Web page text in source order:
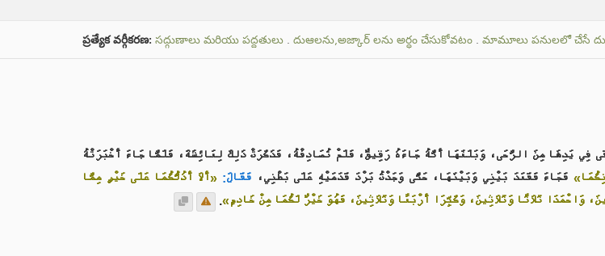
ప్రత్యేక వర్గీకరణ: సద్గుణాలు మరియు పద్దతులు . దుఆలను,అజ్కార్ లను అర్ధం చేసుకోవటం . మామూలు పనులలో చేసే
فِي يَدِهَا مِنَ الرَّحَى، وَبَلَغَهَا أَنَّهُ جَاءَهُ رَقِيقٌ، فَلَمْ تُصَادِفْهُ، فَذَكَرَتْ ذَلِكَ لِعَائِشَةَ، فَلَمَّا جَاءَ أَخْبَرَتْهُ
فَجَاءَ فَقَعَدَ بَيْنِي وَبَيْنَهَا، حَتَّى وَجَدْتُ بَرْدَ قَدَمَيْهِ عَلَى بَطْنِي، فَقَالَ: «أَلاَ أَدُلُّكُمَا عَلَى خَيْرٍ مِمَّا
وَاحْمَدَا ثَلاَثًا وَثَلاَثِينَ، وَكَبِّرَا أَرْبَعًا وَثَلاَثِينَ، فَهُوَ خَيْرٌ لَكُمَا مِنْ خَادِمٍ».